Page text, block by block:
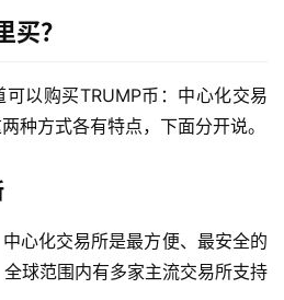
买？
可以购买TRUMP币：中心化交易
种方式各有特点，下面分开说。
心化交易所是最方便、最安全的
球范围内有多家主流交易所支持